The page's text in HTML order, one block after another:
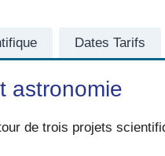
Dates Tarifs
astronomie
de trois projets